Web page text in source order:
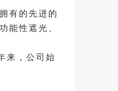
有的先进的
能性遮光、
来，公司始